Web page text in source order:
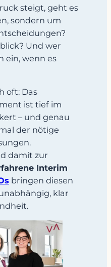
steigt, geht es
sondern um
Und wer
ein, wenn es
oft: Das
ist tief im
– und genau
der nötige
damit zur
Interim
bringen diesen
klar